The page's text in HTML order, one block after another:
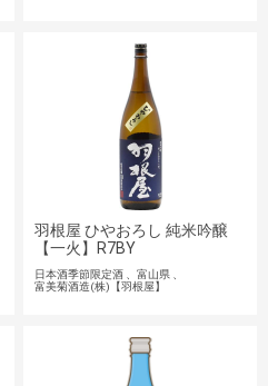
羽根屋 ひやおろし 純米吟醸
【一火】R7BY
日本酒季節限定酒
富山県
富美菊酒造(株)【羽根屋】